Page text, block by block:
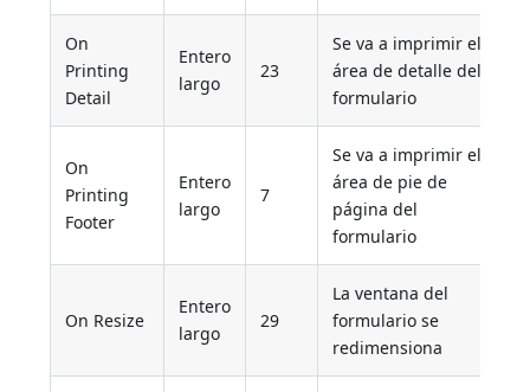
On
Printing
Detail
Entero
largo
23
Se va a imprimir el
área de detalle del
formulario
On
Printing
Footer
Entero
largo
7
Se va a imprimir el
área de pie de
página del
formulario
On Resize
Entero
largo
29
La ventana del
formulario se
redimensiona